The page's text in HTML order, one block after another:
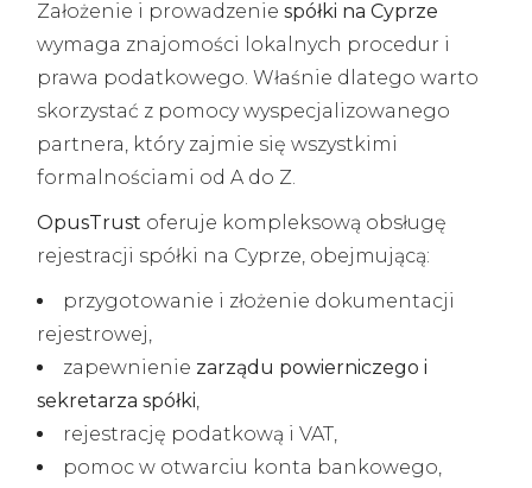
Założenie i prowadzeniespółki na Cyprze
wymaga znajomości lokalnych procedur i
prawa podatkowego. Właśnie dlatego warto
skorzystać z pomocy wyspecjalizowanego
partnera, który zajmie się wszystkimi
formalnościami od A do Z.
OpusTrust oferuje kompleksową obsługę
rejestracji spółki na Cyprze, obejmującą:
przygotowanie i złożenie dokumentacji
rejestrowej,
zapewnienie zarządu powierniczego i
sekretarza spółki,
rejestrację podatkową i VAT,
pomoc w otwarciu konta bankowego,